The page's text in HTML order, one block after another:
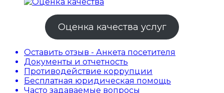
Оценка качества услуг
Оставить отзыв - Анкета посетителя
Документы и отчетность
Противодействие коррупции
Бесплатная юридическая помощь
Часто задаваемые вопросы